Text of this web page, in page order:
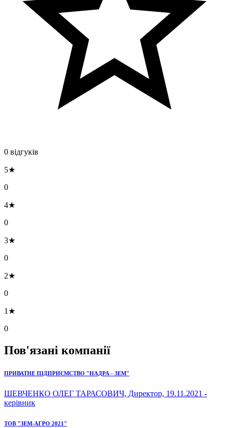
0 відгуків
5★
0
4★
0
3★
0
2★
0
1★
0
Пов'язані компанії
ПРИВАТНЕ ПІДПРИЄМСТВО "НАДРА - ЗЕМ"
ШЕВЧЕНКО ОЛЕГ ТАРАСОВИЧ, Директор, 19.11.2021 -
керівник
ТОВ "ЗЕМ-АГРО 2021"